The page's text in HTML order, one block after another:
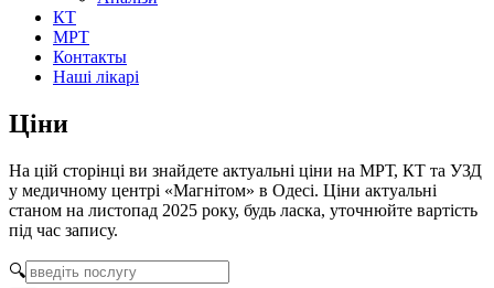
КТ
МРТ
Контакты
Наші лікарі
Ціни
На цій сторінці ви знайдете актуальні ціни на МРТ, КТ та УЗД
у медичному центрі «Магнітом» в Одесі. Ціни актуальні
станом на листопад 2025 року, будь ласка, уточнюйте вартість
під час запису.
🔍